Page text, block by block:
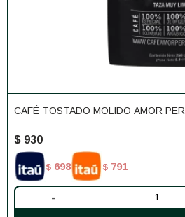
CAFÉ TOSTADO MOLIDO AMOR
$ 930
$ 698 $ 791
-